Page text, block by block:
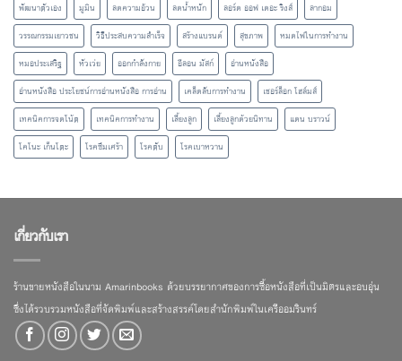
พัฒนาตัวเอง
มูมิน ลดความอ้วน ลดน้ำหนัก ลอร์ด ออฟ เดอะ ริงส์
ลากอม
วรรณกรรมเยาวชน
วิธีประสบความสำเร็จ สร้างแบรนด์ สุขภาพ
หมดไฟในการทำงาน
หมอประเสริฐ
หัวเว่ย ออกกำลังกาย อีลอน มัสก์
อ่านหนังสือ
อ่านหนังสือ ประโยชน์การอ่านหนังสือ การอ่าน
เคล็ดลับการทำงาน
เชอร์ล็อก โฮล์มส์
เทคนิคการจดโน้ต
เทคนิคการทำงาน เลี้ยงลูก เลี้ยงลูกด้วยนิทาน
แดน บราวน์
โคโนะ เก็นโตะ
โรคซึมเศร้า โรคตับ โรคเบาหวาน
เกี่ยวกับเรา
ร้านขายหนังสือในนาม Amarinbooks ด้วยบรรยากาศของการซื้อหนังสือที่เป็นมิตรและอบอุ่น
ซึ่งได้รวบรวมหนังสือที่จัดพิมพ์และสร้างสรรค์โดยสำนักพิมพ์ในเครืออมรินทร์